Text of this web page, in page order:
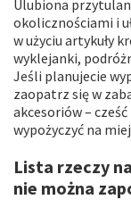
Ulubiona
okolicznościami i
w użyciu artykuły
wyklejanki,
Jeśli planujecie
zaopatrz się w
akcesoriów –
wypożyczyć na
Lista rzeczy
nie można